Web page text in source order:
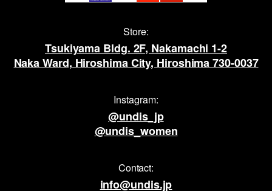
Store:
Tsukiyama Bldg. 2F, Nakamachi 1-2
Naka Ward, Hiroshima City, Hiroshima 730-0037
Instagram:
@undis_jp
@undis_women
Contact:
info@undis.jp